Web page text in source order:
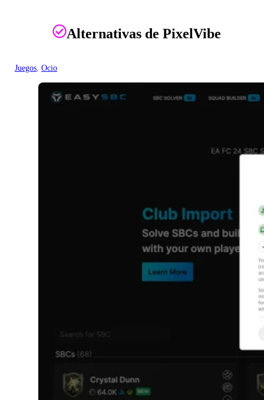
Alternativas de PixelVibe
Juegos, Ocio